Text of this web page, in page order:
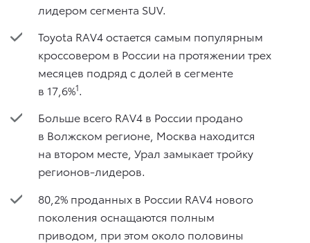
лидером сегмента SUV.
Toyota RAV4 остается самым популярным
кроссовером в России на протяжении трех
месяцев подряд с долей в сегменте
в 17,6%1.
Больше всего RAV4 в России продано
в Волжском регионе, Москва находится
на втором месте, Урал замыкает тройку
регионов-лидеров.
80,2% проданных в России RAV4 нового
поколения оснащаются полным
приводом, при этом около половины